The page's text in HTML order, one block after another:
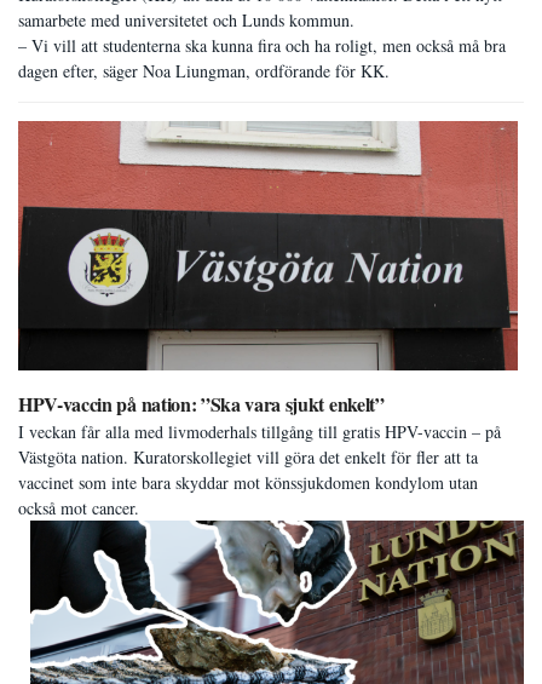
samarbete med universitetet och Lunds kommun.
– Vi vill att studenterna ska kunna fira och ha roligt, men också må bra
dagen efter, säger Noa Liungman, ordförande för KK.
HPV-vaccin på nation: ”Ska vara sjukt enkelt”
I veckan får alla med livmoderhals tillgång till gratis HPV-vaccin – på
Västgöta nation. Kuratorskollegiet vill göra det enkelt för fler att ta
vaccinet som inte bara skyddar mot könssjukdomen kondylom utan
också mot cancer.